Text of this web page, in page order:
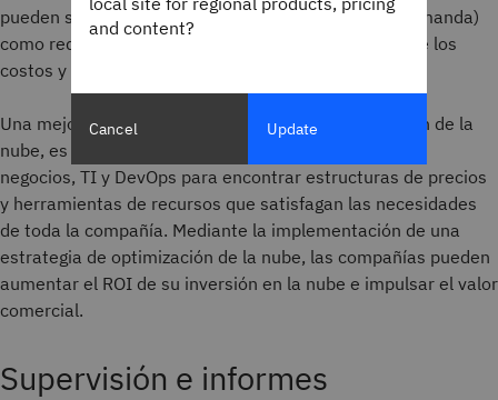
pueden ser innecesarios en momentos de menor demanda)
como red de seguridad puede aumentar rápidamente los
costos y reducir la rentabilidad.
Una mejor solución, lograda mediante la optimización de la
nube, es eliminar el aislamiento entre los equipos de
negocios, TI y DevOps para encontrar estructuras de precios
y herramientas de recursos que satisfagan las necesidades
de toda la compañía. Mediante la implementación de una
estrategia de optimización de la nube, las compañías pueden
aumentar el ROI de su inversión en la nube e impulsar el valor
comercial.
Supervisión e informes
and content?
Cancel Update